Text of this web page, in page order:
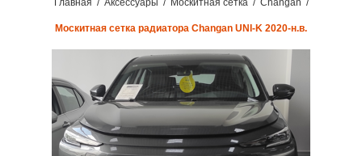
Главная / Аксессуары / Москитная сетка / Changan /
Москитная сетка радиатора Changan UNI-K 2020-н.в.